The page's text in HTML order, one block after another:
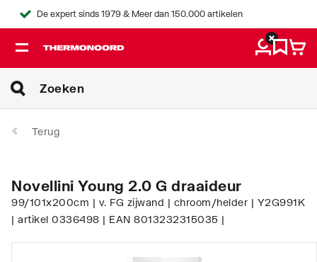
De expert sinds 1979 & Meer dan 150.000 artikelen
Terug
Novellini Young 2.0 G draaideur
99/101x200cm | v. FG zijwand | chroom/helder | Y2G991K
| artikel 0336498 | EAN 8013232315035 |